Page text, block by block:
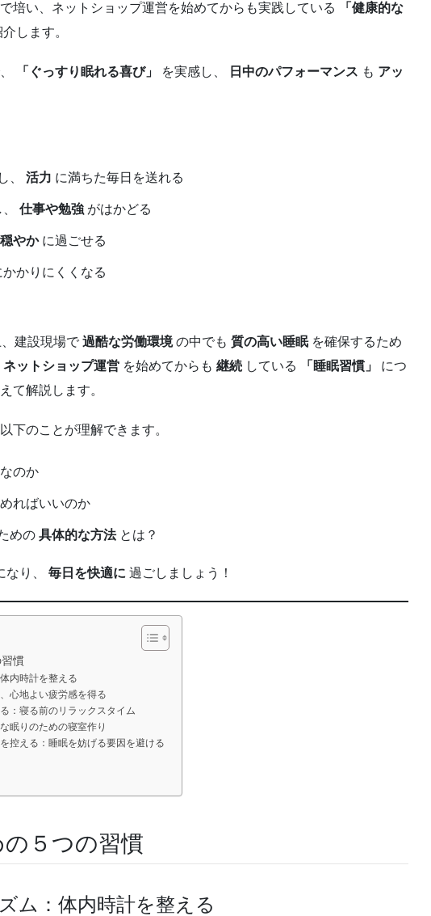
培い、ネットショップ運営を始めてからも実践している
「健康的な
します。
「ぐっすり眠れる喜び」 を実感し、 日中のパフォーマンス も アッ
し、 活力 に満ちた毎日を送れる
、 仕事や勉強 がはかどる
やかに過ごせる
かかりにくくなる
建設現場で 過酷な労働環境の中でも 質の高い睡眠を確保するため
ネットショップ運営 を始めてからも 継続 している 「睡眠習慣」
につ
て解説します。
下のことが理解できます。
のか
ればいいのか
めの 具体的な方法とは？
なり、 毎日を快適に 過ごしましょう！
慣
内時計を整える
心地よい疲労感を得る
：寝る前のリラックスタイム
眠りのための寝室作り
控える：睡眠を妨げる要因を避ける
５つの習慣
ム：体内時計を整える